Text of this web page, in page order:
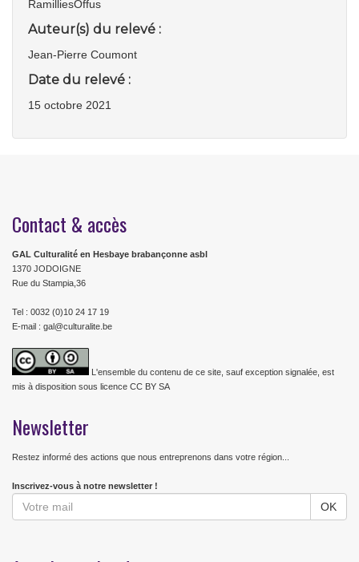
RamilliesOffus
Auteur(s) du relevé :
Jean-Pierre Coumont
Date du relevé :
15 octobre 2021
Contact & accès
GAL Culturalité en Hesbaye brabançonne asbl
1370 JODOIGNE
Rue du Stampia,36
Tel : 0032 (0)10 24 17 19
E-mail : gal@culturalite.be
L'ensemble du contenu de ce site, sauf exception signalée, est
mis à disposition sous licence CC BY SA
Newsletter
Restez informé des actions que nous entreprenons dans votre région...
Inscrivez-vous à notre newsletter !